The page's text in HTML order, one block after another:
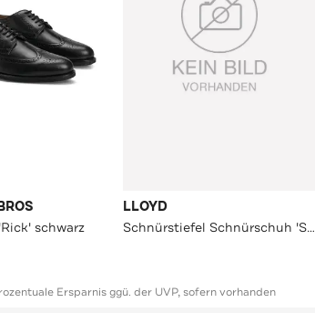
schwarz
LLOYD
Schnürstiefel Schnürschuh 'SABRE' blau
Ersparnis ggü. der UVP, sofern vorhanden